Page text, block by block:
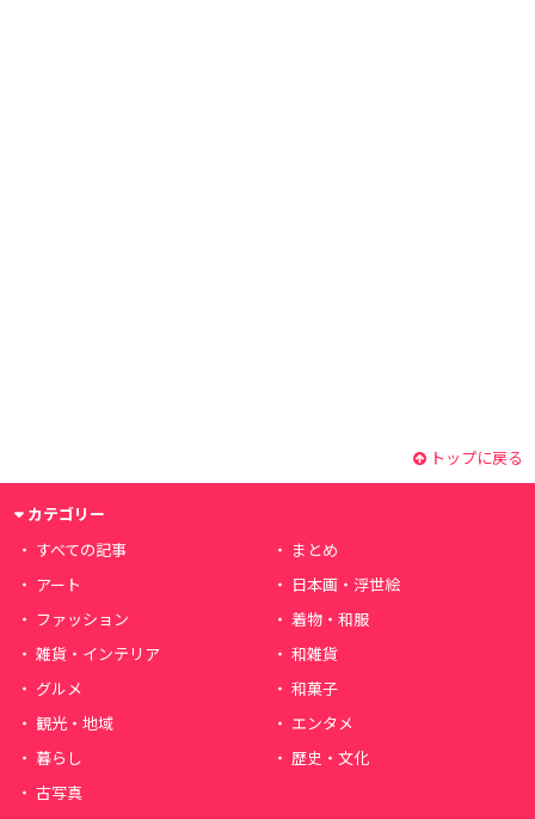
トップに戻る
カテゴリー
すべての記事
まとめ
アート
日本画・浮世絵
ファッション
着物・和服
雑貨・インテリア
和雑貨
グルメ
和菓子
観光・地域
エンタメ
暮らし
歴史・文化
古写真